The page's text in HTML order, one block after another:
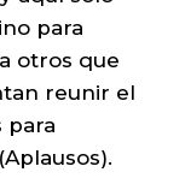
para
otros que
reunir el
para